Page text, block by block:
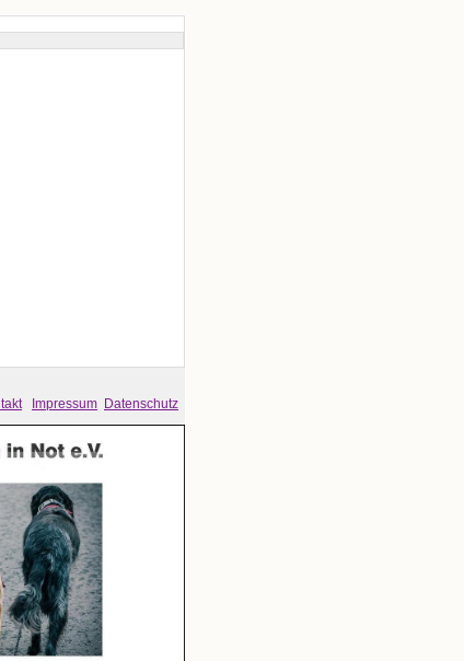
Impressum Datenschutz